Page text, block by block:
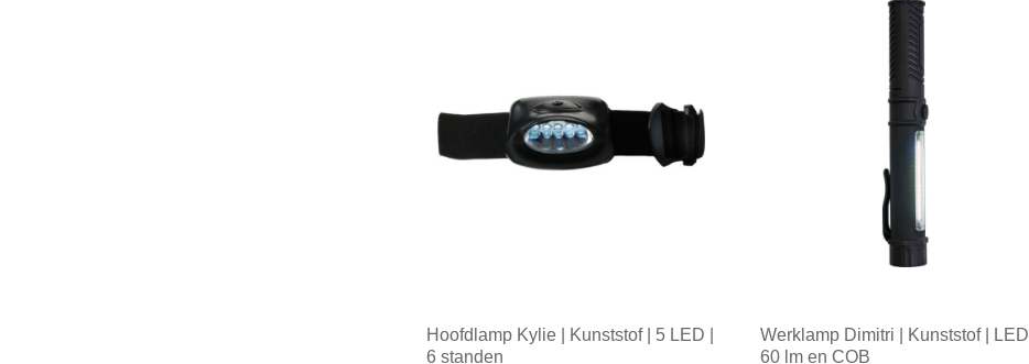
Minimale afname: 1
Hoofdlamp Kylie | Kunststof | 5 LED |
6 standen
Werklamp Dimitri | Kunststof | LED
60 lm en COB